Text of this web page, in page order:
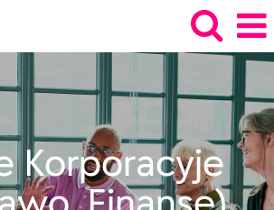
Korporacyje